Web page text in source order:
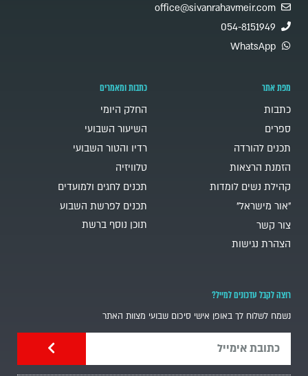
office@sivanrahavmeir.com
054-8151949
WhatsApp
מפת אתר
כתבות
ספרים
תכנים להורדה
הזמנת הרצאות
קהילת נשים לומדות
"אור מישראל"
צור קשר
הצהרת נגישות
כתבות ומאמרים
החלק היומי
השיעור השבועי
רדיו והטור השבועי
טלוויזיה
תכנים לחגים ולמועדים
תכנים לפרשת השבוע
תוכן נוסף ברשת
רוצה לקבל עדכונים למייל?
נשמח לשלוח לך באופן אישי סיכום שבועי מצוות האתר